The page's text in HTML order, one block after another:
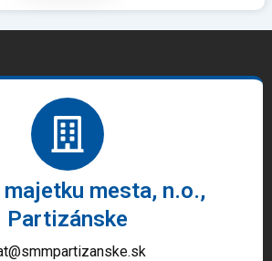
majetku mesta, n.o.,
Partizánske